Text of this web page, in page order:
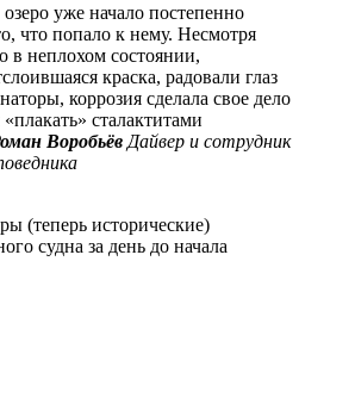
уже начало постепенно
что попало к нему. Несмотря
в неплохом состоянии,
краска, радовали глаз
коррозия сделала свое дело
сталактитами
Воробьёв Дайвер и сотрудник
(теперь исторические)
судна за день до начала